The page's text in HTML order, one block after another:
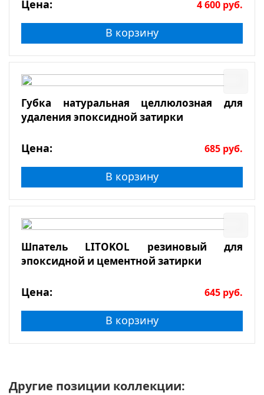
Цена: 4 600 руб.
В корзину
Губка натуральная целлюлозная для
удаления эпоксидной затирки
Цена: 685 руб.
В корзину
Шпатель LITOKOL резиновый для
эпоксидной и цементной затирки
Цена: 645 руб.
В корзину
Другие позиции коллекции: